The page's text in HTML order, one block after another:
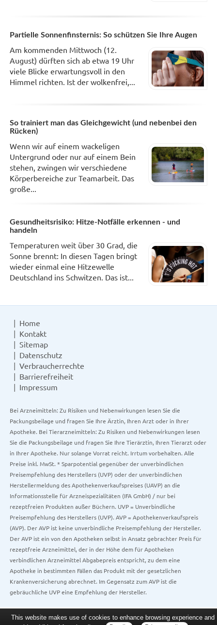
Partielle Sonnenfinsternis: So schützen Sie Ihre Augen
Am kommenden Mittwoch (12.
August) dürften sich ab etwa 19 Uhr
viele Blicke erwartungsvoll in den
Himmel richten. Ist der wolkenfrei,...
So trainiert man das Gleichgewicht (und nebenbei den
Rücken)
Wenn wir auf einem wackeligen
Untergrund oder nur auf einem Bein
stehen, zwingen wir verschiedene
Körperbereiche zur Teamarbeit. Das
große...
Gesundheitsrisiko: Hitze-Notfälle erkennen - und
handeln
Temperaturen weit über 30 Grad, die
Sonne brennt: In diesen Tagen bringt
wieder einmal eine Hitzewelle
Deutschland ins Schwitzen. Das ist...
Home
Kontakt
Sitemap
Datenschutz
Verbraucherrechte
Barrierefreiheit
Impressum
Bei Arzneimitteln: Zu Risiken und Nebenwirkungen lesen Sie die
Packungsbeilage und fragen Sie Ihre Ärztin, Ihren Arzt oder in Ihrer
Apotheke. Bei Tierarzneimitteln: Zu Risiken und Nebenwirkungen lesen
Sie die Packungsbeilage und fragen Sie Ihre Tierärztin, Ihren Tierarzt oder
in Ihrer Apotheke. Nur solange Vorrat reicht. Irrtum vorbehalten. Alle
Preise inkl. MwSt. * Sparpotential gegenüber der unverbindlichen
Preisempfehlung des Herstellers (UVP) oder der unverbindlichen
Herstellermeldung des Apothekenverkaufspreises (UAVP) an die
Informationsstelle für Arzneispezialitäten (IFA GmbH) / nur bei
rezeptfreien Produkten außer Büchern. UVP = Unverbindliche
Preisempfehlung des Herstellers (UVP). AVP = Apothekenverkaufspreis
(AVP). Der AVP ist keine unverbindliche Preisempfehlung der Hersteller.
Der AVP ist ein von den Apotheken selbst in Ansatz gebrachter Preis für
rezeptfreie Arzneimittel, der in der Höhe dem für Apotheken
verbindlichen Arzneimittel Abgabepreis entspricht, zu dem eine
Apotheke in bestimmten Fällen das Produkt mit der gesetzlichen
Krankenversicherung abrechnet. Im Gegensatz zum AVP ist die
gebräuchliche UVP eine Empfehlung der Hersteller.
This website makes use of cookies to enhance browsing experience and